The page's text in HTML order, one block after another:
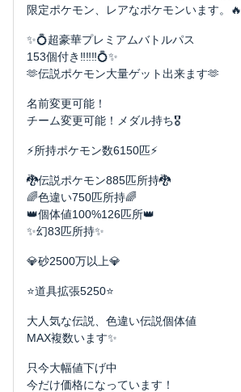
限定ポケモン、レアなポケモンいます。🔥
✨💍超豪華プレミアムバトルパス
153個付き‼️‼️‼️💍✨
🫶伝説ポケモン大量ゲット出来ます🫶
名前変更可能！
チーム変更可能！メダル持ち🎖️
⚡️所持ポケモン数6150匹⚡️
🐉伝説ポケモン885匹所持🐉
🌈色違い750匹所持🌈
👑個体値100%126匹所👑
✨幻83匹所持✨
💎砂2500万以上💎
⭐️道具拡張5250⭐️
大人気な伝説、色違い伝説個体値
MAX複数います✨
只今大幅値下げ中
今だけ価格になっています！